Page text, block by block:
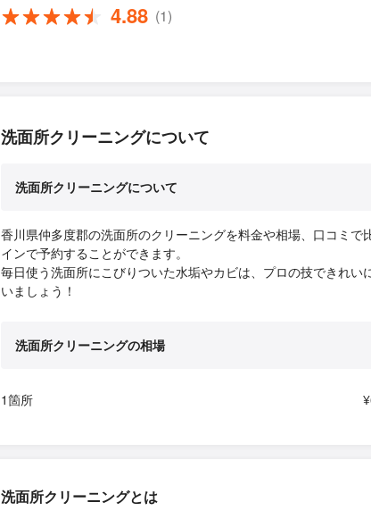
4.88 (1)
洗面所クリーニングについて
洗面所クリーニングについて
香川県仲多度郡の洗面所のクリーニングを料金や相場、口コミで
インで予約することができます。
毎日使う洗面所にこびりついた水垢やカビは、プロの技できれい
いましょう！
洗面所クリーニングの相場
1箇所
洗面所クリーニングとは